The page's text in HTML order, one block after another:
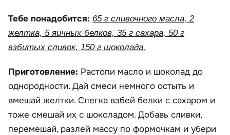
Тебе понадобится: 65 г сливочного масла, 2
желтка, 5 яичных белков, 35 г сахара, 50 г
взбитых сливок, 150 г шоколада.
Приготовление: Растопи масло и шоколад до
однородности. Дай смеси немного остыть и
вмешай желтки. Слегка взбей белки с сахаром и
тоже смешай их с шоколадом. Добавь сливки,
перемешай, разлей массу по формочкам и убери